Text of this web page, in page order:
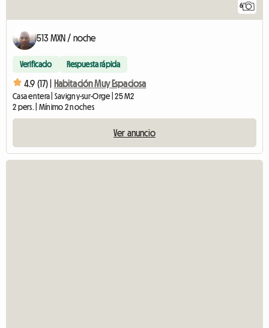
6
513 MXN / noche
Verificado Respuesta rápida
4.9 (17) | Habitación Muy Espaciosa
Casa entera | Savigny-sur-Orge | 25 M2
2 pers. | Mínimo 2 noches
Ver anuncio